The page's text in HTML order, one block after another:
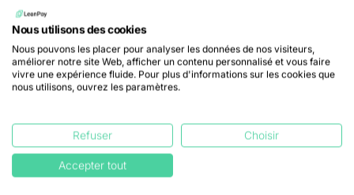
encours clients, délai de paiement moyen global et
par client, balance âgée...
- Le process derelancess’interrompt pour ces
factures.
la certitude n’étant pas assurée, il n’y a pas
d’attribution automatique. Mais le logiciel
vous facilite néanmoins grandement la tâche.
Nous utilisons des cookies
Nous pouvons les placer pour analyser les données de nos visiteurs,
améliorer notre site Web, afficher un contenu personnalisé et vous faire
vivre une expérience fluide. Pour plus d'informations sur les cookies que
nous utilisons, ouvrez les paramètres.
Refuser Choisir
Accepter tout